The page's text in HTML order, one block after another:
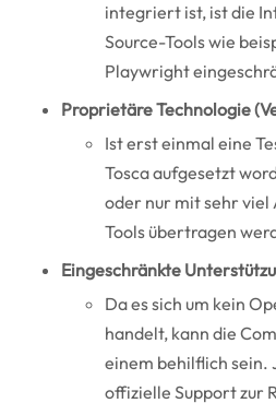
integriert ist, ist die
Source-Tools wie
Playwright
Proprietäre Technologie
Ist erst einmal eine
Tosca aufgesetzt
oder nur mit sehr viel
Tools übertragen
Eingeschränkte
Da es sich um kein
handelt, kann die
einem behilflich sein.
offizielle Support zur